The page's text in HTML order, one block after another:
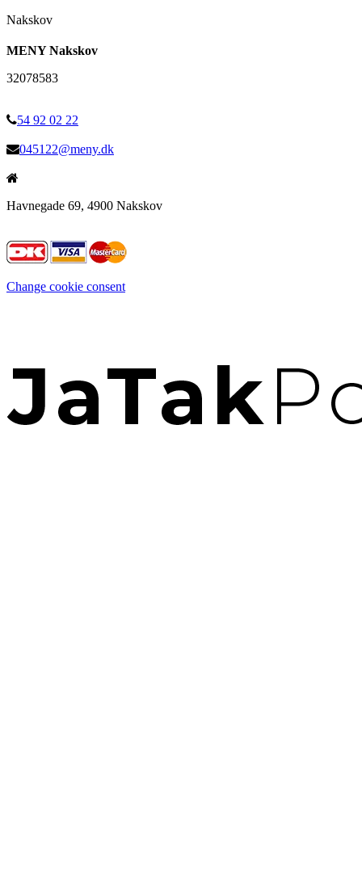
Nakskov
MENY Nakskov
32078583
54 92 02 22
045122@meny.dk
Havnegade 69, 4900 Nakskov
Change cookie consent